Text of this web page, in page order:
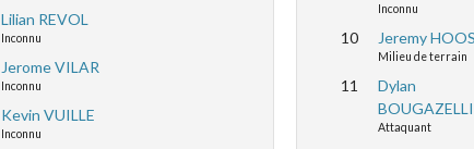
Lilian REVOL
Inconnu
Jerome VILAR
Inconnu
Kevin VUILLE
Inconnu
Inconnu
10 Jeremy HOOS
Milieu de terrain
11
Dylan
BOUGAZELLI
Attaquant